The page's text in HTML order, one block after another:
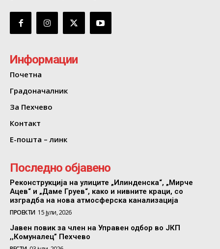
Информации
Почетна
Градоначалник
За Пехчево
Контакт
Е-пошта – линк
Последно објавено
Реконструкција на улиците „Илинденска“, „Мирче
Ацев“ и „Даме Груев“, како и нивните краци, со
изградба на нова атмосферска канализација
ПРОЕКТИ 15 јули, 2026
Јавен повик за член на Управен одбор во ЈКП
,,Комуналец” Пехчево